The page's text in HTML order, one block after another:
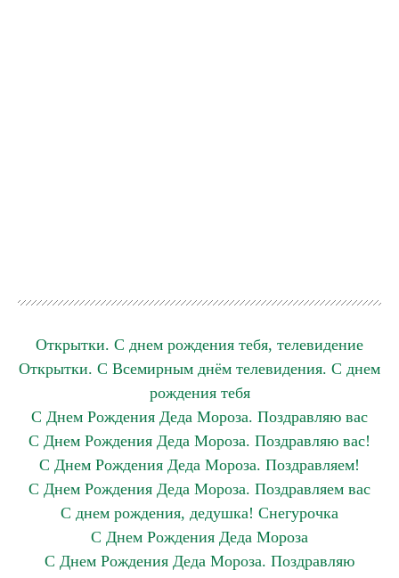
Открытки. С днем рождения тебя, телевидение
Открытки. С Всемирным днём телевидения. С днем
рождения тебя
С Днем Рождения Деда Мороза. Поздравляю вас
С Днем Рождения Деда Мороза. Поздравляю вас!
С Днем Рождения Деда Мороза. Поздравляем!
С Днем Рождения Деда Мороза. Поздравляем вас
С днем рождения, дедушка! Снегурочка
С Днем Рождения Деда Мороза
С Днем Рождения Деда Мороза. Поздравляю